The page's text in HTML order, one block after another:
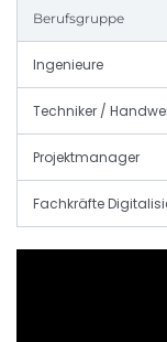
Berufsgruppe
Ingenieure
Techniker /
Projektmanager
Fachkräfte